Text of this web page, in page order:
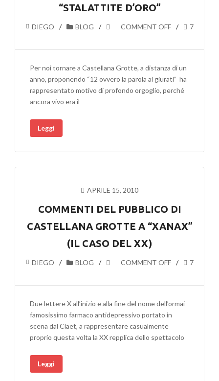
“STALATTITE D’ORO”
DIEGO BLOG COMMENT OFF 7
Per noi tornare a Castellana Grotte, a distanza di un
anno, proponendo “12 ovvero la parola ai giurati” ha
rappresentato motivo di profondo orgoglio, perché
ancora vivo era il
Leggi
APRILE 15, 2010
COMMENTI DEL PUBBLICO DI
CASTELLANA GROTTE A “XANAX”
(IL CASO DEL XX)
DIEGO BLOG COMMENT OFF 7
Due lettere X all’inizio e alla fine del nome dell’ormai
famosissimo farmaco antidepressivo portato in
scena dal Claet, a rappresentare casualmente
proprio questa volta la XX repplica dello spettacolo
Leggi